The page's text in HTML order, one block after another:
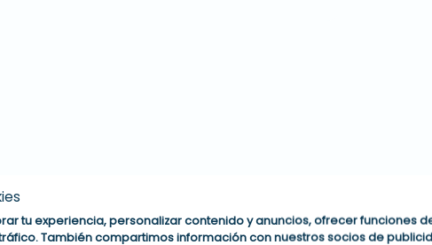
tu experiencia, personalizar contenido y anuncios, ofrecer funciones
También compartimos información con nuestros socios de